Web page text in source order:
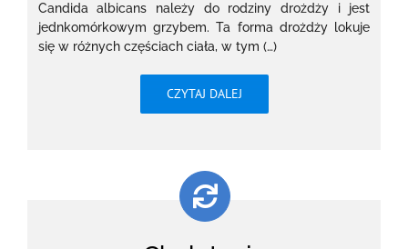
Candida albicans należy do rodziny drożdży i jest
jednkomórkowym grzybem. Ta forma drożdży lokuje
się w różnych częściach ciała, w tym (…)
CZYTAJ DALEJ